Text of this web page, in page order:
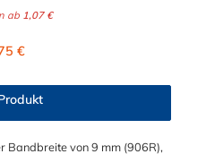
und durch ihre
jeglicher Art.
Abstufungen frei wählbar.
ab 1,07 €
Preis:
€